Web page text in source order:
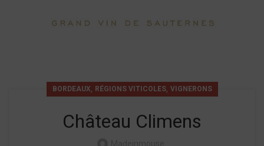
BORDEAUX, RÉGIONS VITICOLES, VIGNERONS
Château Climens